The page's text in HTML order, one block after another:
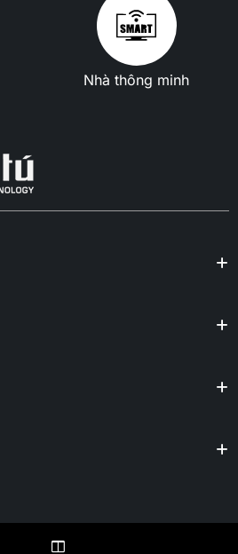
Nhà thông minh
rights reserved.